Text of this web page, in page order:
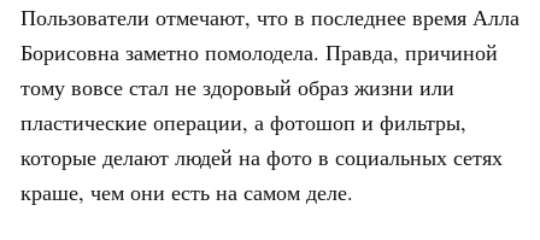
Пользователи отмечают, что в последнее время Алла
Борисовна заметно помолодела. Правда, причиной
тому вовсе стал не здоровый образ жизни или
пластические операции, а фотошоп и фильтры,
которые делают людей на фото в социальных сетях
краше, чем они есть на самом деле.